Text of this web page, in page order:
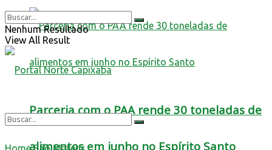
Parceria com o PAA rende 30 toneladas de
alimentos em junho no Espírito Santo
Nenhum Resultado
View All Result